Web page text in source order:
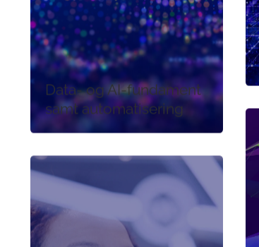
Data- og AI-fundament
samt automatisering